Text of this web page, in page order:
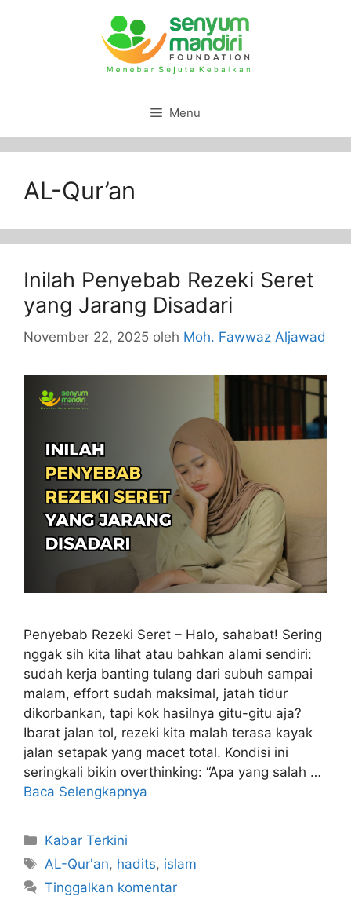
Menu
AL-Qur’an
Inilah Penyebab Rezeki Seret
yang Jarang Disadari
November 22, 2025 oleh Moh. Fawwaz Aljawad
Penyebab Rezeki Seret – Halo, sahabat! Sering
nggak sih kita lihat atau bahkan alami sendiri:
sudah kerja banting tulang dari subuh sampai
malam, effort sudah maksimal, jatah tidur
dikorbankan, tapi kok hasilnya gitu-gitu aja?
Ibarat jalan tol, rezeki kita malah terasa kayak
jalan setapak yang macet total. Kondisi ini
seringkali bikin overthinking: “Apa yang salah …
Baca Selengkapnya
Kabar Terkini
AL-Qur'an, hadits, islam
Tinggalkan komentar